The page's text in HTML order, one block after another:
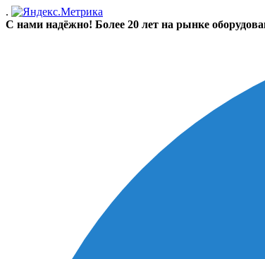
.
С нами надёжно! Более 20 лет на рынке